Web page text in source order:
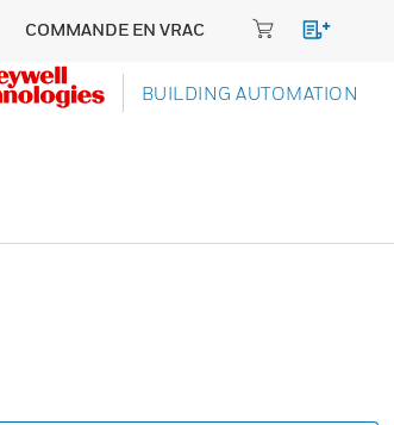
COMMANDE EN VRAC
BUILDING AUTOMATION